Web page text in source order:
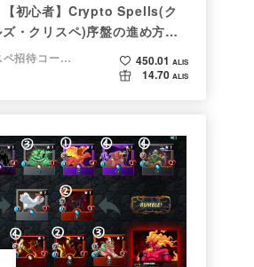
【初心者】Crypto Spells(ク
・クリスペ)序盤の進め方
】
後藤寛@クリスペ招待コード→LHiH
450.01 ALIS
14.70 ALIS